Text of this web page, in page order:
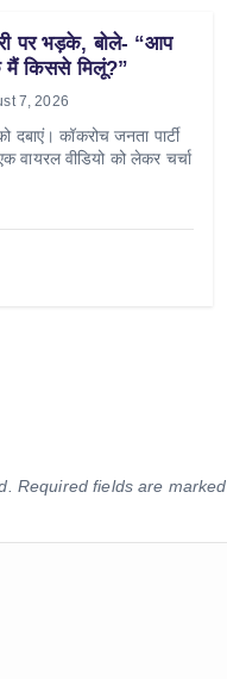
पर भड़के, बोले- “आप
मैं किससे मिलूं?”
7, 2026
कॉकरोच जनता पार्टी
वायरल वीडियो को लेकर चर्चा
Required fields are marked